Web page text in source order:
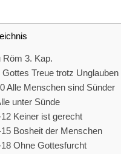
Röm 3. Kap.
Treue trotz Unglauben
Alle Menschen sind Sünder
unter Sünde
Keiner ist gerecht
Bosheit der Menschen
Ohne Gottesfurcht